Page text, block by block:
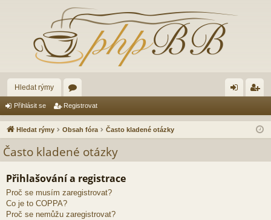
Hledat rýmy
ór
a lá
se
ist
va
Přihlásit se Registrovat
Hledat rýmy Obsah fóra Často kladené otázky
Často kladené otázky
Přihlašování a registrace
Proč se musím zaregistrovat?
Co je to COPPA?
Proč se nemůžu zaregistrovat?